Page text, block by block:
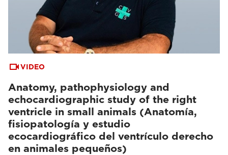
VIDEO
Anatomy, pathophysiology and
echocardiographic study of the right
ventricle in small animals (Anatomía,
fisiopatología y estudio
ecocardiográfico del ventrículo derecho
en animales pequeños)